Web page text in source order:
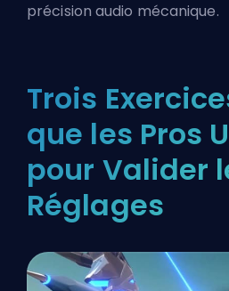
précision audio mécanique.
Trois
que les Pros
pour Valider
Réglages